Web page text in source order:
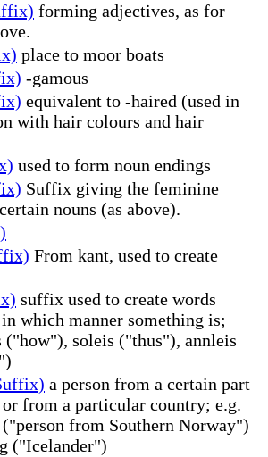
forming adjectives, as for
place to moor boats
-gamous
equivalent to -haired (used in
with hair colours and hair
used to form noun endings
Suffix giving the feminine
nouns (as above).
From kant, used to create
suffix used to create words
which manner something is;
("how"), soleis ("thus"), annleis
a person from a certain part
from a particular country; e.g.
from Southern Norway")
("Icelander")